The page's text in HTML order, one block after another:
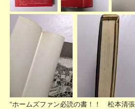
“ホームズファン必読の書！！ 松本清張